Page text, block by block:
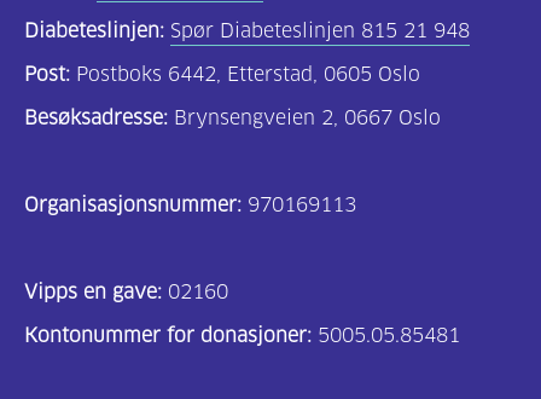
Diabeteslinjen: Spør Diabeteslinjen 815 21 948
Post: Postboks 6442, Etterstad, 0605 Oslo
Besøksadresse: Brynsengveien 2, 0667 Oslo
Organisasjonsnummer: 970169113
Vipps en gave: 02160
Kontonummer for donasjoner: 5005.05.85481